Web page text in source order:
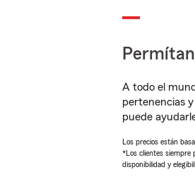
A todo el
pertenencias
puede
Los precios están
*Los clientes siempre
disponibilidad y